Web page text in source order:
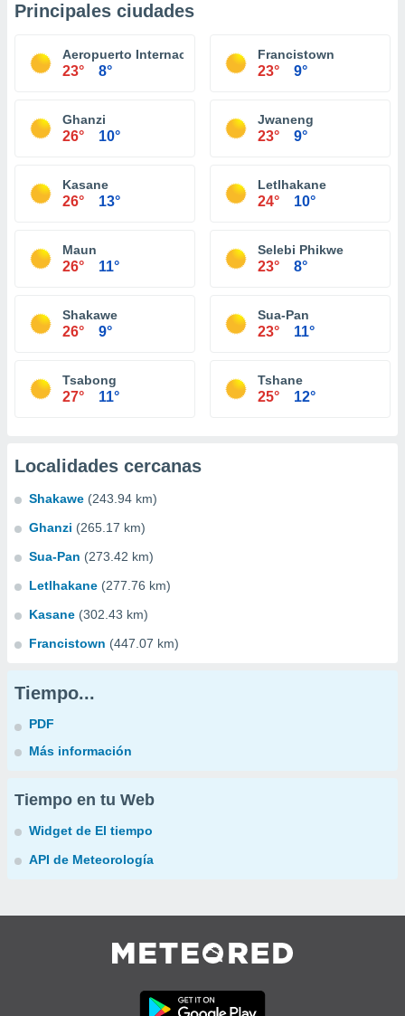
Principales ciudades
Aeropuerto Internacional Sir Seretse Khama
23° 8°
Francistown
23° 9°
Ghanzi
26° 10°
Jwaneng
23° 9°
Kasane
26° 13°
Letlhakane
24° 10°
Maun
26° 11°
Selebi Phikwe
23° 8°
Shakawe
26° 9°
Sua-Pan
23° 11°
Tsabong
27° 11°
Tshane
25° 12°
Localidades cercanas
Shakawe (243.94 km)
Ghanzi (265.17 km)
Sua-Pan (273.42 km)
Letlhakane (277.76 km)
Kasane (302.43 km)
Francistown (447.07 km)
Tiempo...
PDF
Más información
Tiempo en tu Web
Widget de El tiempo
API de Meteorología